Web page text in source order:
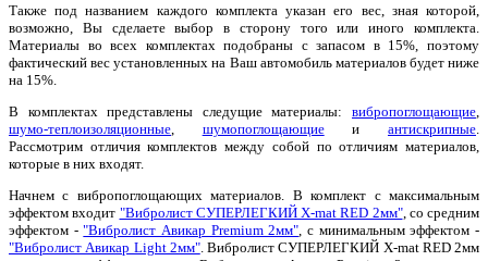
Также под названием каждого комплекта указан его вес, зная которой,
возможно, Вы сделаете выбор в сторону того или иного комплекта.
Материалы во всех комплектах подобраны с запасом в 15%, поэтому
фактический вес установленных на Ваш автомобиль материалов будет ниже
на 15%.
В комплектах представлены следущие материалы: вибропоглощающие
шумо-теплоизоляционные
шумопоглощающиеиантискрипные
Рассмотрим отличия комплектов между собой по отличиям материалов,
которые в них входят.
Начнем с вибропоглощающих материалов. В комплект с максимальным
эффектом входит "Вибролист СУПЕРЛЕГКИЙ X-mat RED 2мм", со средним
эффектом -"Вибролист Авикар Premium 2мм" , с минимальным эффектом -
"Вибролист Авикар Light 2мм". Вибролист СУПЕРЛЕГКИЙ X-mat RED 2мм